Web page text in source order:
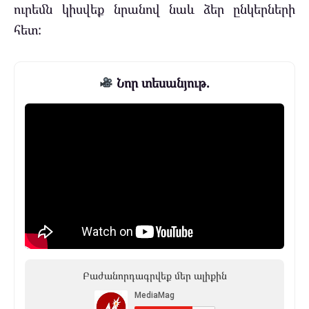
ուրեմն կիսվեք նրանով նաև ձեր ընկերների
հետ:
Նոր տեսանյութ.
Բաժանորդագրվեք մեր ալիքին